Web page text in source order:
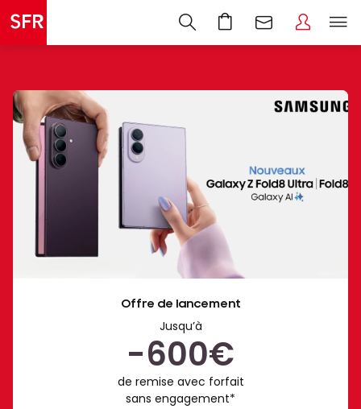
Offre de lancement
Jusqu’à
-600€
de remise avec forfait
sans engagement*